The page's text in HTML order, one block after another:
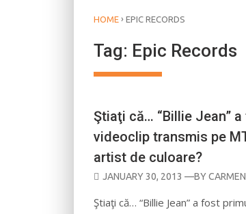
HOME › EPIC RECORDS
Tag: Epic Records
Ştiaţi că… “Billie Jean”
videoclip transmis pe
artist de culoare?
POSTED
JANUARY 30, 2013 —BYCARMEN
Ştiaţi că… “Billie Jean” a fost